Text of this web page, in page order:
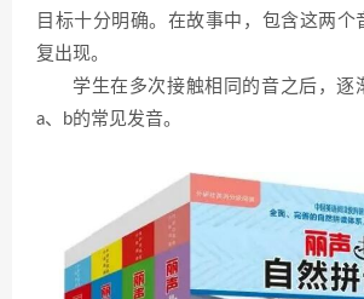
目标十分明确。在故事中，包含这两个
复出现。
学生在多次接触相同的音之后，逐
a、b的常见发音。